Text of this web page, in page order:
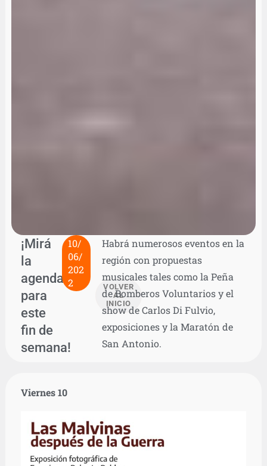
¡Mirá
la
agenda
para
este
fin de
semana!
10/
06/
202
2
VOLVER
AL
INICIO
Habrá numerosos eventos en la
región con propuestas
musicales tales como la Peña
de Bomberos Voluntarios y el
show de Carlos Di Fulvio,
exposiciones y la Maratón de
San Antonio.
Viernes 10